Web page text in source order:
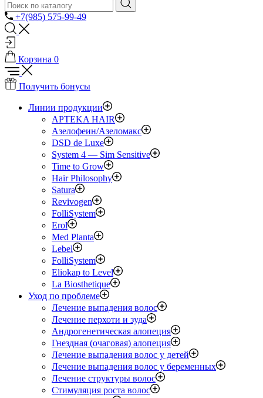
+7(985) 575-99-49
Корзина 0
Получить бонусы
Линии продукции
APTEKA HAIR
Азелофеин/Aзеломакс
DSD de Luxe
System 4 — Sim Sensitive
Time to Grow
Hair Philosophy
Satura
Revivogen
FolliSystem
Erol
Med Planta
Lebel
FolliSystem
Eliokap to Level
La Biosthetique
Уход по проблеме
Лечение выпадения волос
Лечение перхоти и зуда
Андрогенетическая алопеция
Гнездная (очаговая) алопеция
Лечение выпадения волос у детей
Лечение выпадения волос у беременных
Лечение структуры волос
Стимуляция роста волос